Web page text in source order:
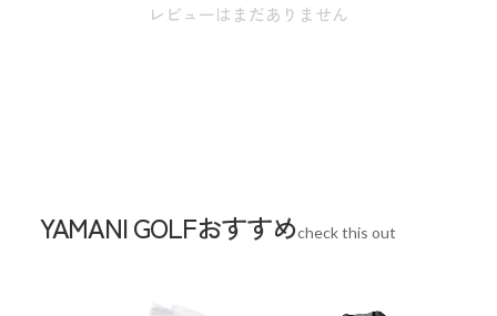
レビューはまだありません
YAMANI GOLFおすすめcheck this out